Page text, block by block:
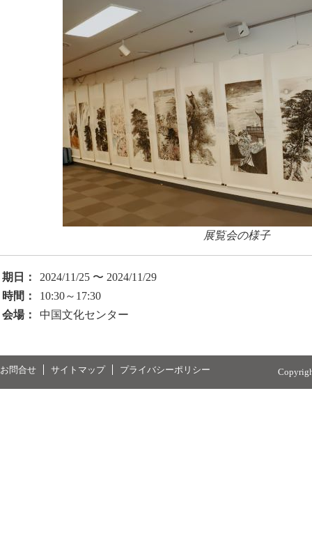
展覧会の様子
期日：
2024/11/25 〜 2024/11/29
時間：
10:30～17:30
会場：
中国文化センター
お問合せ サイトマップ プライバシーポリシー